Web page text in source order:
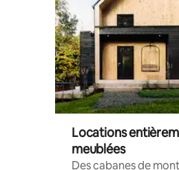
Locations
meublées
Des cabanes de